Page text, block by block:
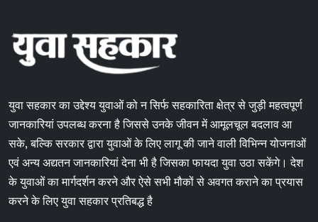
युवा सहकार का उद्देश्य युवाओं को न सिर्फ सहकारिता क्षेत्र से जुड़ी महत्वपूर्ण
जानकारियां उपलब्ध करना है जिससे उनके जीवन में आमूलचूल बदलाव आ
सके, बल्कि सरकार द्वारा युवाओं के लिए लागू की जाने वाली विभिन्न योजनाओं
एवं अन्य अद्यतन जानकारियां देना भी है जिसका फायदा युवा उठा सकेंगे। देश
के युवाओं का मार्गदर्शन करने और ऐसे सभी मौकों से अवगत कराने का प्रयास
करने के लिए युवा सहकार प्रतिबद्ध है